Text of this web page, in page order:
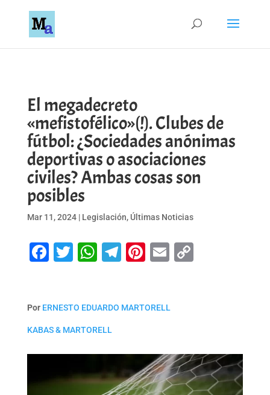
El megadecreto
«mefistofélico»(!). Clubes de
fútbol: ¿Sociedades anónimas
deportivas o asociaciones
civiles? Ambas cosas son
posibles
Mar 11, 2024| Legislación, Últimas Noticias
Facebook
Twitter
WhatsApp
Telegram
Pinterest
EmailCopy
Por ERNESTO EDUARDO MARTORELL
KABAS & MARTORELL